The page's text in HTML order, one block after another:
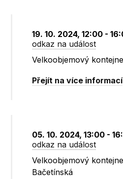
19. 10. 2024, 12:00 -
odkaz na událost
Velkoobjemový
Přejít na více informací
05. 10. 2024, 13:00 -
odkaz na událost
Velkoobjemový
Bačetínská